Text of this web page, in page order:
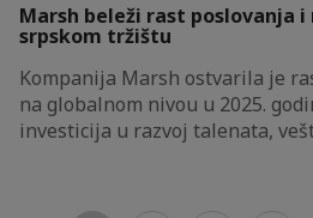
Marsh beleži rast poslovanja
srpskom tržištu
Kompanija Marsh ostvarila je
na globalnom nivou u 2025.
investicija u razvoj talenata,